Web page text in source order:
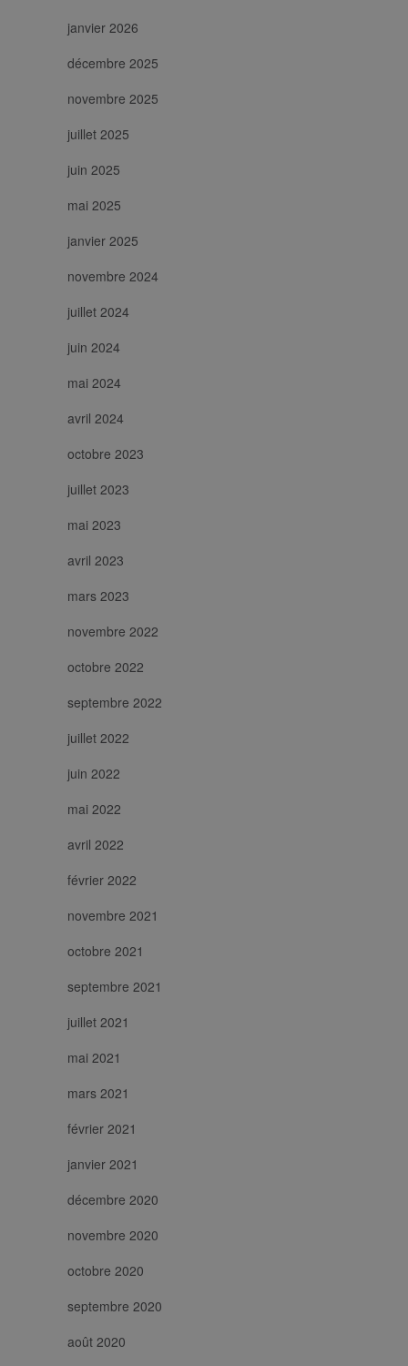
janvier 2026
décembre 2025
novembre 2025
juillet 2025
juin 2025
mai 2025
janvier 2025
novembre 2024
juillet 2024
juin 2024
mai 2024
avril 2024
octobre 2023
juillet 2023
mai 2023
avril 2023
mars 2023
novembre 2022
octobre 2022
septembre 2022
juillet 2022
juin 2022
mai 2022
avril 2022
février 2022
novembre 2021
octobre 2021
septembre 2021
juillet 2021
mai 2021
mars 2021
février 2021
janvier 2021
décembre 2020
novembre 2020
octobre 2020
septembre 2020
août 2020